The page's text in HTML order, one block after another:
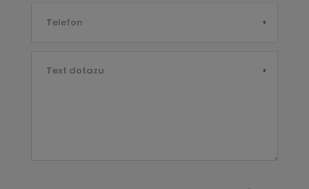
Telefon *
Text dotazu *